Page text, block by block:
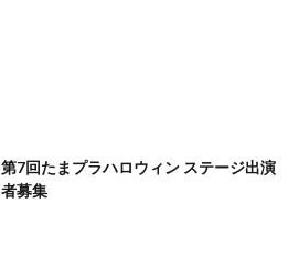
第7回たまプラハロウィン ステージ出演
者募集